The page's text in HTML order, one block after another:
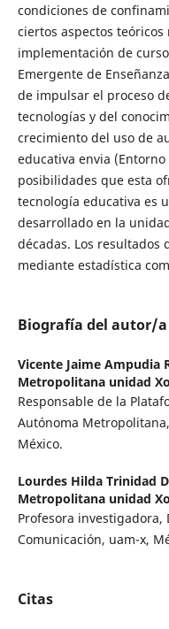
condiciones de
ciertos aspectos
implementación de
Emergente de
de impulsar el proceso
tecnologías y del
crecimiento del uso de
educativa envia
posibilidades que esta
tecnología educativa es
desarrollado en la
décadas. Los resultados
mediante estadística
Biografía del autor/a
Vicente Jaime Ampudia
Metropolitana unidad
Responsable de la
Autónoma
México.
Lourdes Hilda Trinidad
Metropolitana unidad
Profesora investigadora,
Comunicación, uam-x,
Citas